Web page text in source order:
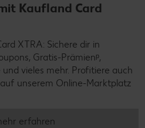
Kaufland Card
XTRA: Sichere dir in
Gratis-Prämienᵖ,
vieles mehr. Profitiere auch
unserem Online-Marktplatz
erfahren